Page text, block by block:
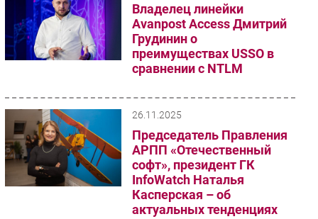
Владелец линейки
Avanpost Access Дмитрий
Грудинин о
преимуществах USSO в
сравнении с NTLM
26.11.2025
Председатель Правления
АРПП «Отечественный
софт», президент ГК
InfoWatch Наталья
Касперская – об
актуальных тенденциях